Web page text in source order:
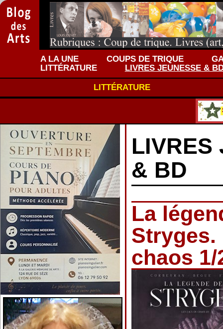
A LA UNE COUPS DE TRIQUE
LITTÉRATURE
LIVRES JEUNESSE &
LITTÉRATURE
LIVRES
& BD
La
Stryges.
chaos